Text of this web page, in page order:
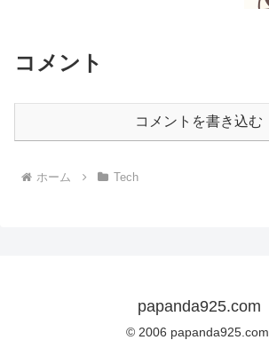
コメント
コメントを書き込む
ホーム Tech
papanda925.com
© 2006 papanda925.com.